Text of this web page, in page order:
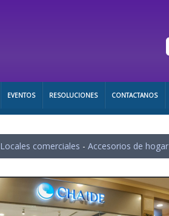
EVENTOS RESOLUCIONES CONTACTANOS
Locales comerciales - Accesorios de hogar